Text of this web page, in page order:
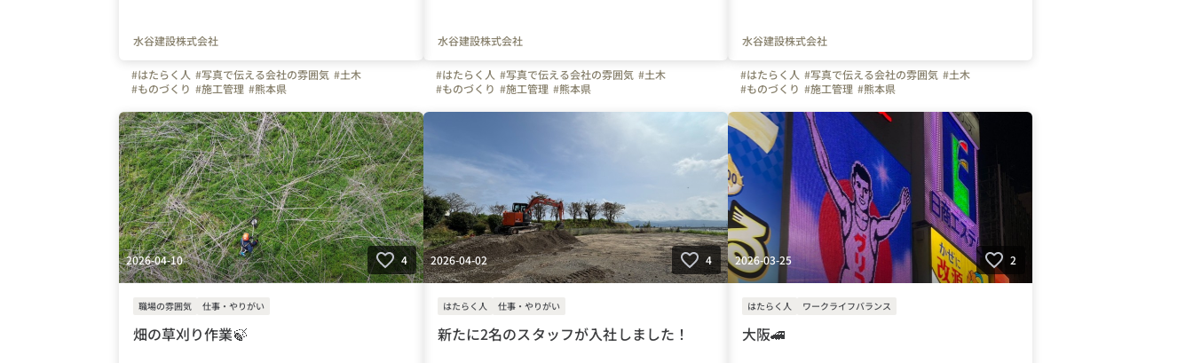
水谷建設株式会社
#はたらく人 #写真で伝える会社の雰囲気 #土木
#ものづくり #施工管理 #熊本県
#自慢の福利厚生 #八代市 #水谷建設株式会社 #水谷建設
水谷建設株式会社
#はたらく人 #写真で伝える会社の雰囲気 #土木
#ものづくり #施工管理 #熊本県
#水谷建設株式会社 #水谷建設
水谷建設株式会社
#はたらく人 #写真で伝える会社の雰囲気 #土木
#ものづくり #施工管理 #熊本県
#自慢の福利厚生 #八代市 #水谷建設株式会社 #水谷建設
2026-04-10 4
職場の雰囲気 仕事・やりがい
畑の草刈り作業🍃
2026-04-02 4
はたらく人 仕事・やりがい
新たに2名のスタッフが入社しました！
2026-03-25 2
はたらく人 ワークライフバランス
大阪🚄